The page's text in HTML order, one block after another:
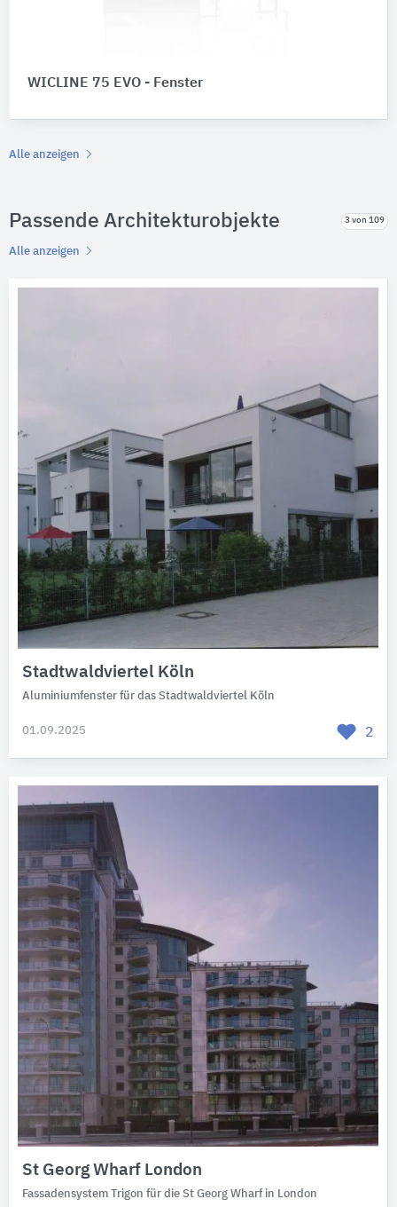
WICLINE 75 EVO - Fenster
Alle anzeigen
Passende Architekturobjekte 3 von 109
Alle anzeigen
Stadtwaldviertel Köln
Aluminiumfenster für das Stadtwaldviertel Köln
01.09.2025 2
St Georg Wharf London
Fassadensystem Trigon für die St Georg Wharf in London